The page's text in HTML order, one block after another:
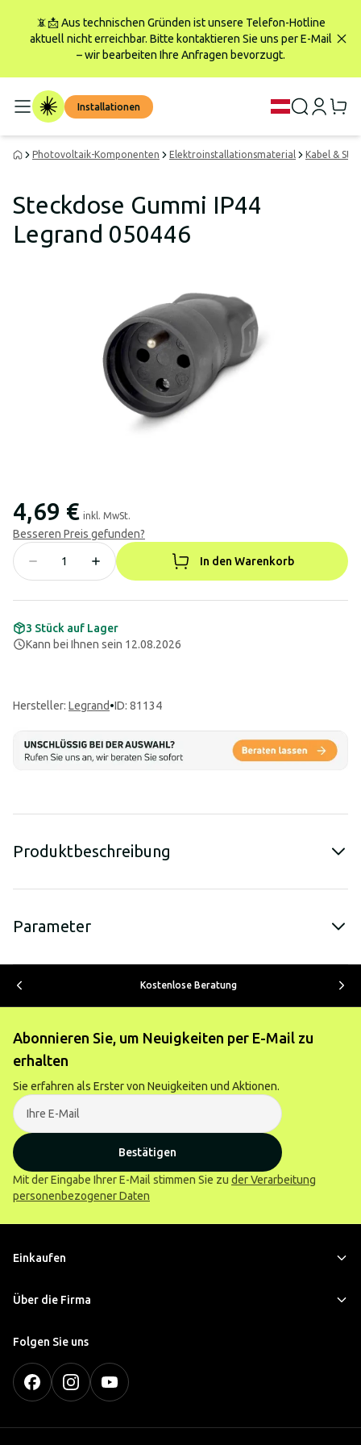
📵📩 Aus technischen Gründen ist unsere Telefon-Hotline
aktuell nicht erreichbar. Bitte kontaktieren Sie uns per E-Mail
– wir bearbeiten Ihre Anfragen bevorzugt.
Installationen
Photovoltaik-Komponenten Elektroinstallationsmaterial Kabel &
Steckdose Gummi IP44
Legrand 050446
4,69 € inkl. MwSt.
Besseren Preis gefunden?
In den Warenkorb
3 Stück auf Lager
Kann bei Ihnen sein 12.08.2026
Hersteller: Legrand•ID: 81134
Produktbeschreibung
Parameter
Kostenlose Beratung
Abonnieren Sie, um Neuigkeiten per E-Mail zu
erhalten
Sie erfahren als Erster von Neuigkeiten und Aktionen.
Bestätigen
Mit der Eingabe Ihrer E-Mail stimmen Sie zu der Verarbeitung
personenbezogener Daten
Einkaufen
Über die Firma
Folgen Sie uns